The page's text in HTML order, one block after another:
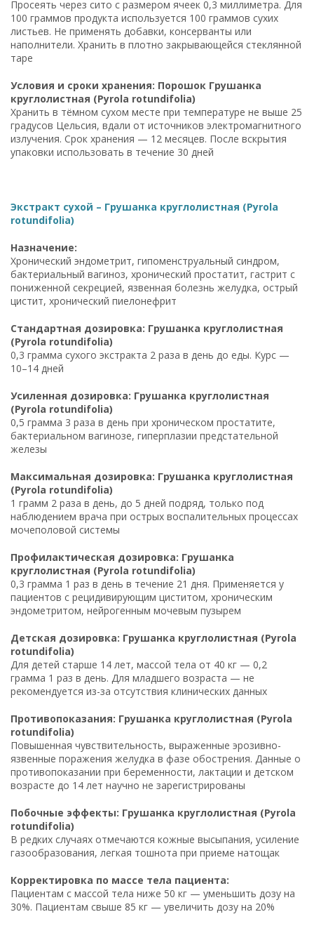
Просеять через сито с размером ячеек 0,3 миллиметра. Для
100 граммов продукта используется 100 граммов сухих
листьев. Не применять добавки, консерванты или
наполнители. Хранить в плотно закрывающейся стеклянной
таре
Условия и сроки хранения: Порошок Грушанка
круглолистная (Pyrola rotundifolia)
Хранить в тёмном сухом месте при температуре не выше 25
градусов Цельсия, вдали от источников электромагнитного
излучения. Срок хранения — 12 месяцев. После вскрытия
упаковки использовать в течение 30 дней
Экстракт сухой – Грушанка круглолистная (Pyrola
rotundifolia)
Назначение:
Хронический эндометрит, гипоменструальный синдром,
бактериальный вагиноз, хронический простатит, гастрит с
пониженной секрецией, язвенная болезнь желудка, острый
цистит, хронический пиелонефрит
Стандартная дозировка: Грушанка круглолистная
(Pyrola rotundifolia)
0,3 грамма сухого экстракта 2 раза в день до еды. Курс —
10–14 дней
Усиленная дозировка: Грушанка круглолистная
(Pyrola rotundifolia)
0,5 грамма 3 раза в день при хроническом простатите,
бактериальном вагинозе, гиперплазии предстательной
железы
Максимальная дозировка: Грушанка круглолистная
(Pyrola rotundifolia)
1 грамм 2 раза в день, до 5 дней подряд, только под
наблюдением врача при острых воспалительных процессах
мочеполовой системы
Профилактическая дозировка: Грушанка
круглолистная (Pyrola rotundifolia)
0,3 грамма 1 раз в день в течение 21 дня. Применяется у
пациентов с рецидивирующим циститом, хроническим
эндометритом, нейрогенным мочевым пузырем
Детская дозировка: Грушанка круглолистная (Pyrola
rotundifolia)
Для детей старше 14 лет, массой тела от 40 кг — 0,2
грамма 1 раз в день. Для младшего возраста — не
рекомендуется из-за отсутствия клинических данных
Противопоказания: Грушанка круглолистная (Pyrola
rotundifolia)
Повышенная чувствительность, выраженные эрозивно-
язвенные поражения желудка в фазе обострения. Данные о
противопоказании при беременности, лактации и детском
возрасте до 14 лет научно не зарегистрированы
Побочные эффекты: Грушанка круглолистная (Pyrola
rotundifolia)
В редких случаях отмечаются кожные высыпания, усиление
газообразования, легкая тошнота при приеме натощак
Корректировка по массе тела пациента:
Пациентам с массой тела ниже 50 кг — уменьшить дозу на
30%. Пациентам свыше 85 кг — увеличить дозу на 20%